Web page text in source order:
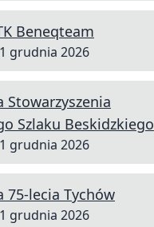
Beneqteam
grudnia 2026
Stowarzyszenia
Szlaku Beskidzkiego
grudnia 2026
75-lecia Tychów
grudnia 2026